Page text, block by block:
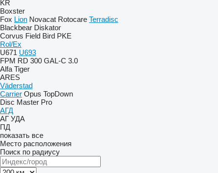
KR
Boxster
Fox Lion Novacat Rotocare Terradisc
Blackbear Diskator
Corvus Field Bird PKE
Rol/Ex
U671 U693
FPM RD 300 GAL-C 3.0
Alfa Tiger
ARES
Väderstad
Carrier Opus TopDown
Disc Master Pro
АГД
АГ УДА
ПД
показать все
Место расположения
Поиск по радиусу